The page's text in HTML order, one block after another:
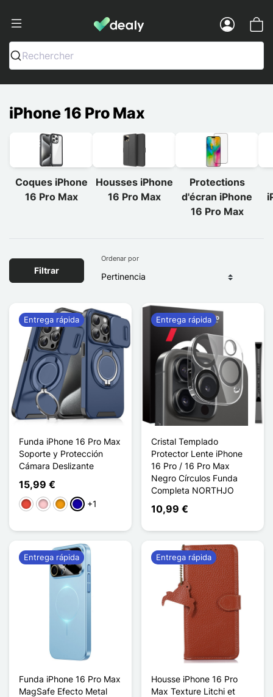
Dealy - Fundas y accesorios para
Rechercher
iPhone 16 Pro Max
Coques iPhone
16 Pro Max
Housses iPhone
16 Pro Max
Protections
d'écran iPhone
16 Pro Max
Filtrar
Ordenar por
Funda iPhone 16 Pro Max
Soporte y Protección
Cámara Deslizante
15,99 €
RojoRosaNaranjaAzul oscuro
+1
Entrega rápida
Cristal Templado
Protector Lente iPhone
16 Pro / 16 Pro Max
Negro Círculos Funda
Completa NORTHJO
10,99 €
Entrega rápida
Funda iPhone 16 Pro Max
MagSafe Efecto Metal
Entrega rápida
Housse iPhone 16 Pro
Max Texture Litchi et
Entrega rápida